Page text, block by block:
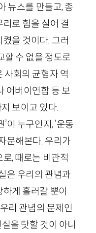
뉴스를 만들고, 종
로 힘을 실어 결
을 것이다. 그러
할 수 없을 정도로
사회의 균형자 역
어버이연합 등 보
보이고 있다.
이 누구인지, ‘운동
문해본다. 우리가
, 때로는 비관적
은 우리의 관념과
게 흘러갈 뿐이
리 관념의 문제인
을 탓할 것이 아니